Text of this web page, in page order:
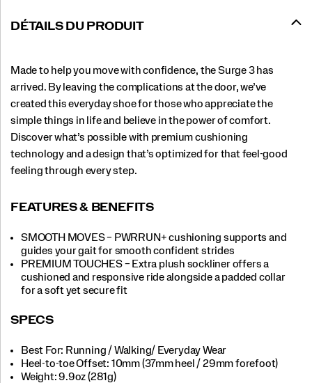
DÉTAILS DU PRODUIT
Made to help you move with confidence, the Surge 3 has
arrived. By leaving the complications at the door, we’ve
created this everyday shoe for those who appreciate the
simple things in life and believe in the power of comfort.
Discover what’s possible with premium cushioning
technology and a design that’s optimized for that feel-good
feeling through every step.
FEATURES & BENEFITS
SMOOTH MOVES – PWRRUN+ cushioning supports and
guides your gait for smooth confident strides
PREMIUM TOUCHES – Extra plush sockliner offers a
cushioned and responsive ride alongside a padded collar
for a soft yet secure fit
SPECS
Best For: Running / Walking/ Everyday Wear
Heel-to-toe Offset: 10mm (37mm heel / 29mm forefoot)
Weight: 9.9oz (281g)